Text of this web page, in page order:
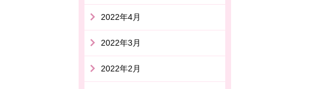
2022年4月
2022年3月
2022年2月